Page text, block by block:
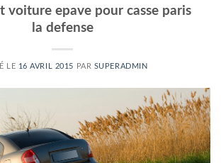
voiture epave pour casse paris
la defense
LE 16 AVRIL 2015 PAR SUPERADMIN